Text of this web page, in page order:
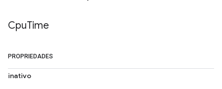
CpuTime
PROPRIEDADES
inativo